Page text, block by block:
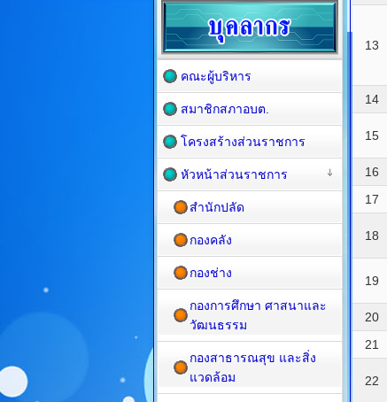
13
14
15
16
17
18
19
20
21
22
คณะผู้บริหาร
สมาชิกสภาอบต.
โครงสร้างส่วนราชการ
หัวหน้าส่วนราชการ
สำนักปลัด
กองคลัง
กองช่าง
กองการศึกษา ศาสนาและ
วัฒนธรรม
กองสาธารณสุข และสิ่ง
แวดล้อม